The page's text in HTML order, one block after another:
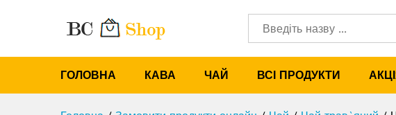
Категорії
ГОЛОВНА КАВА ЧАЙ ВСІ ПРОДУКТИ